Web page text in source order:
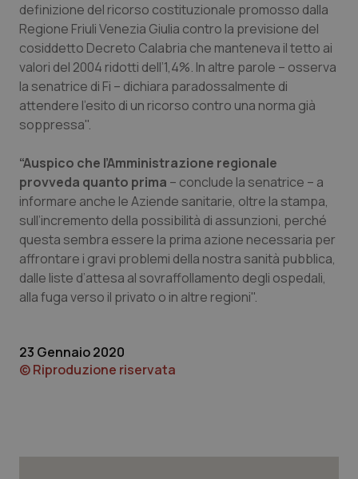
Lombardia
Marche
Molise
Provincia Autonoma di Bolzano
Provincia Autonoma di Trento
Puglia
Sicilia
Dolore
Donna & Salute
Epatiti
Infezioni & Febbre
Ipertensione & Scompenso
Malattie rare
Neuroscienze & patologie neurodegenerative
definizione del ricorso costituzionale promosso dalla
Regione Friuli Venezia Giulia contro la previsione del
cosiddetto Decreto Calabria che manteneva il tetto ai
valori del 2004 ridotti dell’1,4%. In altre parole – osserva
la senatrice di Fi – dichiara paradossalmente di
attendere l’esito di un ricorso contro una norma già
soppressa".
“Auspico che l’Amministrazione regionale
provveda quanto prima – conclude la senatrice – a
informare anche le Aziende sanitarie, oltre la stampa,
sull’incremento della possibilità di assunzioni, perché
questa sembra essere la prima azione necessaria per
affrontare i gravi problemi della nostra sanità pubblica,
dalle liste d’attesa al sovraffollamento degli ospedali,
alla fuga verso il privato o in altre regioni".
23 Gennaio 2020
© Riproduzione riservata